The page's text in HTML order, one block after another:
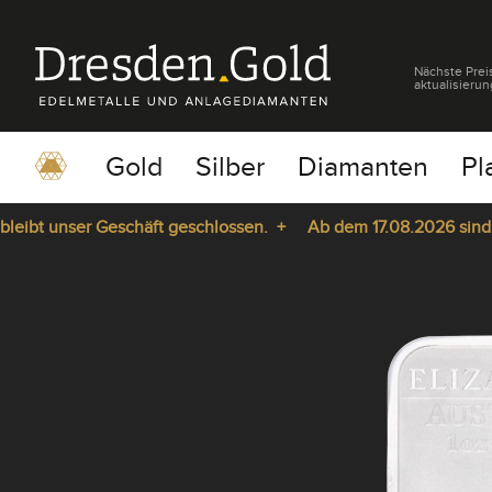
Nächste
Gold Silber Diamanten
unser Geschäft geschlossen. +
Ab dem 17.08.2026 sind